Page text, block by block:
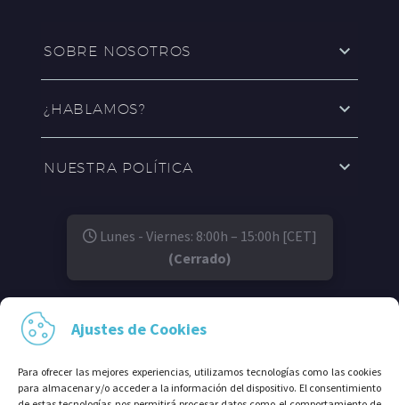
Ajustes de Cookies
Para ofrecer las mejores experiencias, utilizamos tecnologías como las cookies
para almacenar y/o acceder a la información del dispositivo. El consentimiento
SOBRE NOSOTROS
¿HABLAMOS?
NUESTRA POLÍTICA
Lunes - Viernes: 8:00h – 15:00h [CET]
(Cerrado)